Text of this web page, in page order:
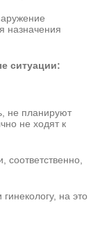
назначения
ситуации:
не планируют
не ходят к
соответственно,
на это